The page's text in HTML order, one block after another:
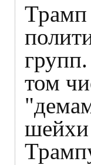
Трамп
том
шейхи